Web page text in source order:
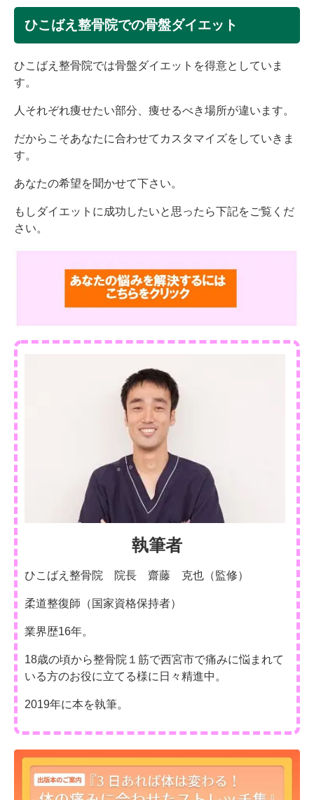
ひこばえ整骨院での骨盤ダイエット
ひこばえ整骨院では骨盤ダイエットを得意としていま
す。
人それぞれ痩せたい部分、痩せるべき場所が違います。
だからこそあなたに合わせてカスタマイズをしていきま
す。
あなたの希望を聞かせて下さい。
もしダイエットに成功したいと思ったら下記をご覧くだ
さい。
執筆者
ひこばえ整骨院 院長 齋藤 克也（監修）
柔道整復師（国家資格保持者）
業界歴16年。
18歳の頃から整骨院１筋で西宮市で痛みに悩まれて
いる方のお役に立てる様に日々精進中。
2019年に本を執筆。